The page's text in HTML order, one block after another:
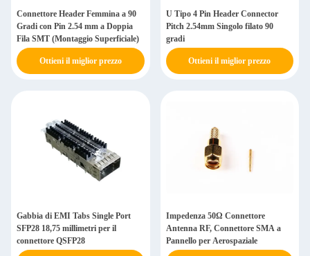
Connettore Header Femmina a 90
Gradi con Pin 2.54 mm a Doppia
Fila SMT (Montaggio Superficiale)
Ottieni il miglior prezzo
U Tipo 4 Pin Header Connector
Pitch 2.54mm Singolo filato 90
gradi
Ottieni il miglior prezzo
Gabbia di EMI Tabs Single Port
SFP28 18,75 millimetri per il
connettore QSFP28
Impedenza 50Ω Connettore
Antenna RF, Connettore SMA a
Pannello per Aerospaziale